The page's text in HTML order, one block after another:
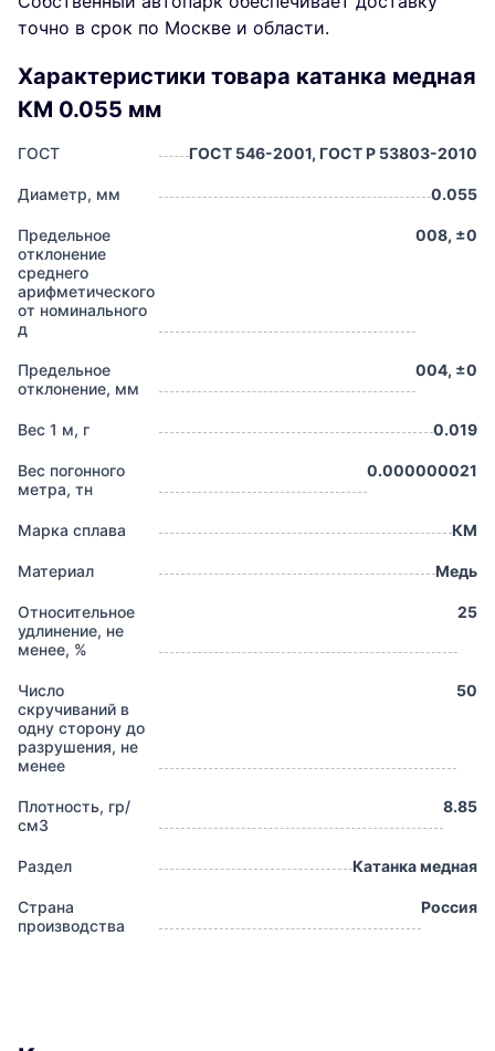
точно в срок по Москве и области.
Характеристики товара катанка медная
КМ 0.055 мм
ГОСТ ГОСТ 546-2001, ГОСТ Р 53803-2010
Диаметр, мм 0.055
Предельное
отклонение
среднего
арифметического
от номинального
д
008, ±0
Предельное
отклонение, мм
004, ±0
Вес 1 м, г 0.019
Вес погонного
метра, тн
0.000000021
Марка сплава КМ
Материал Медь
Относительное
удлинение, не
менее, %
25
Число
скручиваний в
одну сторону до
разрушения, не
менее
50
Плотность, гр/
см3
8.85
Раздел Катанка медная
Страна
производства
Россия